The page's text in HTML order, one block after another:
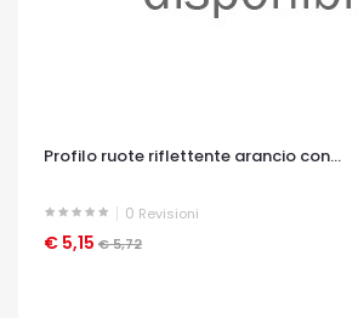
Profilo ruote riflettente arancio con...
0 Revisioni
€ 5,15 € 5,72
OCCHIATA VELOCE